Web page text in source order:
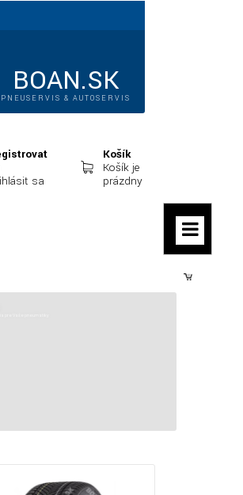
BOAN.SK
PNEUSERVIS & AUTOSERVIS
sa
Košík
Košík je
prázdny